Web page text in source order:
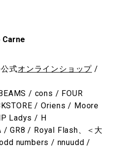
Carne
式オンラインショップ /
/ cons / FOUR
/ Oriens / Moore
Ladys / H
/ GR8 / Royal Flash、＜大
numbers / nnuudd /